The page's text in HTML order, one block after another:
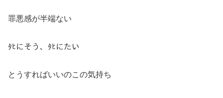
罪悪感が半端ない
ﾀﾋにそう、ﾀﾋにたい
とうすればいいのこの気持ち